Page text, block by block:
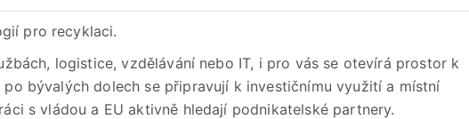
pro recyklaci.
logistice, vzdělávání nebo IT, i pro vás se otevírá prostor k
po bývalých dolech se připravují k investičnímu využití a místní
s vládou a EU aktivně hledají podnikatelské partnery.